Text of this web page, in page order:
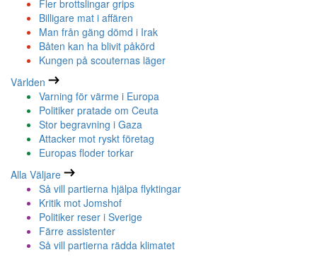
Fler brottslingar grips
Billigare mat i affären
Man från gäng dömd i Irak
Båten kan ha blivit påkörd
Kungen på scouternas läger
Världen
Varning för värme i Europa
Politiker pratade om Ceuta
Stor begravning i Gaza
Attacker mot ryskt företag
Europas floder torkar
Alla Väljare
Så vill partierna hjälpa flyktingar
Kritik mot Jomshof
Politiker reser i Sverige
Färre assistenter
Så vill partierna rädda klimatet